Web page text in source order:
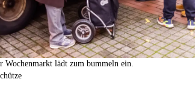
Wochenmarkt lädt zum bummeln ein.